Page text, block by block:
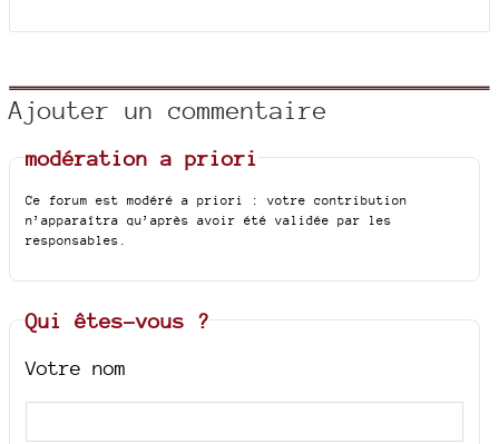
Ajouter un commentaire
modération a priori
Ce forum est modéré a priori : votre contribution
n’apparaîtra qu’après avoir été validée par les
responsables.
Qui êtes-vous ?
Votre nom